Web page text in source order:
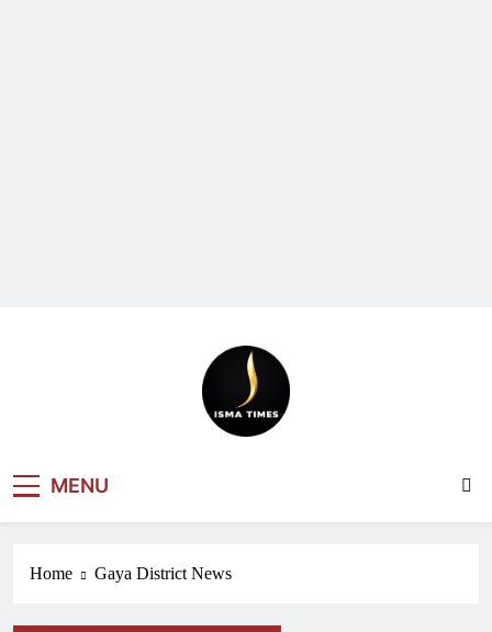
MENU
Home Gaya District News